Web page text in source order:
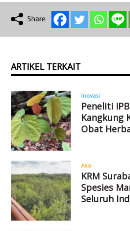
ARTIKEL TERKAIT
Inovasi
Peneliti
Kangkung
Obat
Aksi
KRM
Spesies
Seluruh